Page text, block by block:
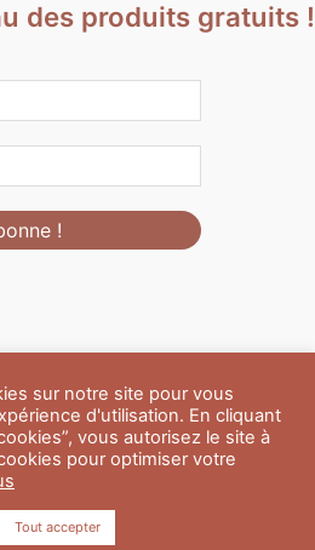
des produits gratuits !
Contact
Boutique
Mentions Légales
A propos
Du Soleil et des Paillettes
sur notre site pour vous
d'utilisation. En cliquant
vous autorisez le site à
pour optimiser votre
Tout accepter